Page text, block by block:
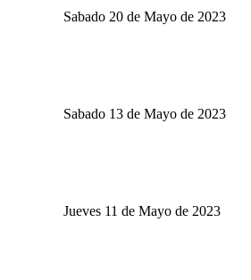
Sabado 20 de Mayo de 2023
Sabado 13 de Mayo de 2023
Jueves 11 de Mayo de 2023